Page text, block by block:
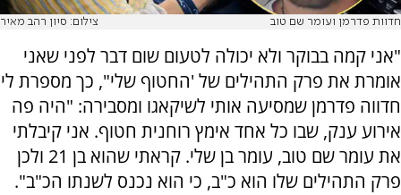
חדוות פדרמן ועומר שם טוב צילום: סיון רהב מאיר
"אני קמה בבוקר ולא יכולה לטעום שום דבר לפני שאני
אומרת את פרק התהילים של 'החטוף שלי", כך מספרת לי
חדווה פדרמן שמסיעה אותי לשיקאגו ומסבירה: "היה פה
אירוע ענק, שבו כל אחד אימץ רוחנית חטוף. אני קיבלתי
את עומר שם טוב, עומר בן שלי. קראתי שהוא בן 21 ולכן
פרק התהילים שלו הוא כ"ב, כי הוא נכנס לשנתו הכ"ב".